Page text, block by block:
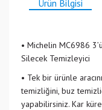
Ürün Bilgisi
• Michelin MC6986
Silecek Temizleyici
• Tek bir ürünle
temizliğini, buz
yapabilirsiniz. Kar